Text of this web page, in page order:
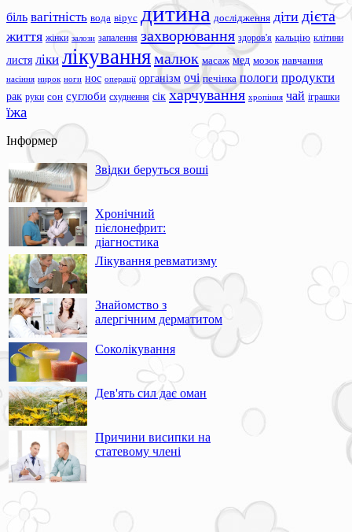
біль вагітність вода вірус дитина дослідження діти дієта
життя жінки залози запалення захворювання здоров'я кальцію клітини
листя ліки лікуваннямалюк масаж мед мозок навчання
насіння нирок ноги нос операції організм очі печінка пологи продукти
рак руки сон суглоби схуднення сік харчування хропіння чай іграшки
їжа
Інформер
Звідки беруться воші
Хронічний
пієлонефрит:
діагностика
Лікування ревматизму
Знайомство з
алергічним дерматитом
Соколікування
Дев'ять сил дає оман
Причини висипки на
статевому члені